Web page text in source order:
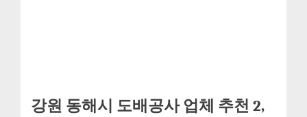
강원 동해시 도배공사 업체 추천 2,